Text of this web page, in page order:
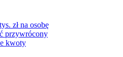
zł na osobę
przywrócony
kwoty